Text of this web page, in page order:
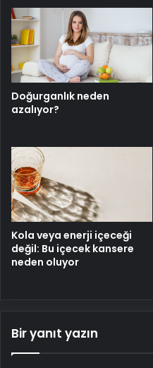
Doğurganlık neden
azalıyor?
Kola veya enerji içeceği
değil: Bu içecek kansere
neden oluyor
Bir yanıt yazın